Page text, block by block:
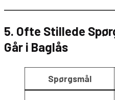
5. Ofte Stillede
Går i Baglås
Spørgsmål